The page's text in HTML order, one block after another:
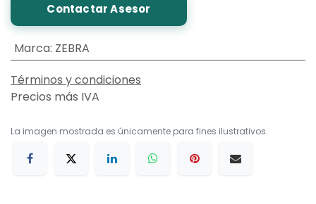
Contactar Asesor
Marca: ZEBRA
Términos y condiciones
Precios más IVA
La imagen mostrada es únicamente para fines ilustrativos.